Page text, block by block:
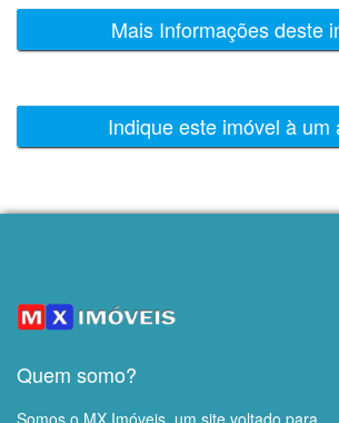
Mais Informações deste
Indique este imóvel à um
Quem somo?
Somos o MX Imóveis, um site voltado para